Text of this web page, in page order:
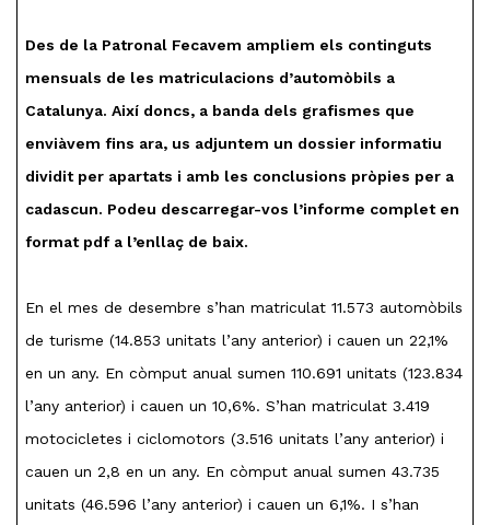
Des de la Patronal Fecavem ampliem els continguts
mensuals de les matriculacions d’automòbils a
Catalunya. Així doncs, a banda dels grafismes que
enviàvem fins ara, us adjuntem un dossier informatiu
dividit per apartats i amb les conclusions pròpies per a
cadascun. Podeu descarregar-vos l’informe complet en
format pdf a l’enllaç de baix.
En el mes de desembre s’han matriculat 11.573 automòbils
de turisme (14.853 unitats l’any anterior) i cauen un 22,1%
en un any. En còmput anual sumen 110.691 unitats (123.834
l’any anterior) i cauen un 10,6%. S’han matriculat 3.419
motocicletes i ciclomotors (3.516 unitats l’any anterior) i
cauen un 2,8 en un any. En còmput anual sumen 43.735
unitats (46.596 l’any anterior) i cauen un 6,1%. I s’han